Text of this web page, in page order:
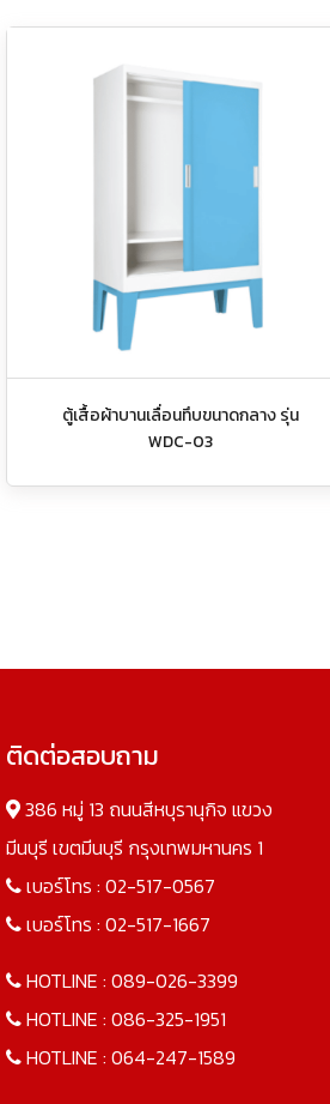
ตู้เสื้อผ้าบานเลื่อนทึบขนาดกลาง รุ่น
WDC-03
ติดต่อสอบถาม
386 หมู่ 13 ถนนสีหบุรานุกิจ แขวง
มีนบุรี เขตมีนบุรี กรุงเทพมหานคร 1
เบอร์โทร : 02-517-0567
เบอร์โทร : 02-517-1667
HOTLINE : 089-026-3399
HOTLINE : 086-325-1951
HOTLINE : 064-247-1589